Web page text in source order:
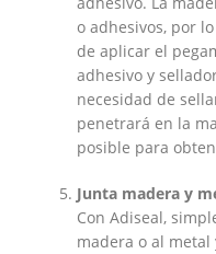
o adhesivos, por
de aplicar el
adhesivo y
necesidad de
penetrará en la
posible para
Junta madera y
Con Adiseal,
madera o al